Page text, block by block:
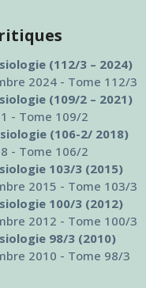
(112/3 – 2024)
2024 - Tome 112/3
(109/2 – 2021)
- Tome 109/2
(106-2/ 2018)
- Tome 106/2
103/3 (2015)
2015 - Tome 103/3
100/3 (2012)
2012 - Tome 100/3
98/3 (2010)
2010 - Tome 98/3